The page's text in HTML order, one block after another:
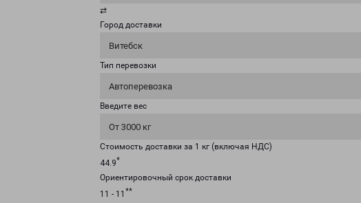
⇄
Город доставки
Витебск
Тип перевозки
Автоперевозка
Введите вес
От 3000 кг
Стоимость доставки за 1 кг (включая НДС)
44.9*
Ориентировочный срок доставки
11 - 11 **